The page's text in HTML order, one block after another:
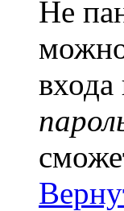
Не